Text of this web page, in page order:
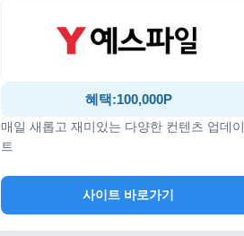
혜택:100,000P
매일 새롭고 재미있는 다양한 컨텐츠 업데이
트
사이트 바로가기